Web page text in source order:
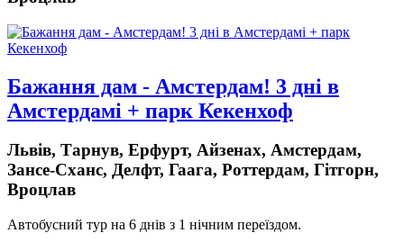
Бажання дам - Амстердам! 3 дні в
Амстердамі + парк Кекенхоф
Львів, Тарнув, Ерфурт, Айзенах, Амстердам,
Зансе-Сханс, Делфт, Гаага, Роттердам, Гітгорн,
Вроцлав
Автобусний тур на 6 днів з 1 нічним переїздом.